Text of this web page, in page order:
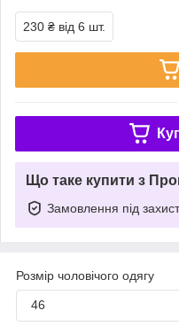
230 ₴ від 6 шт.
Що таке купити з
Замовлення під
Розмір чоловічого одягу
46